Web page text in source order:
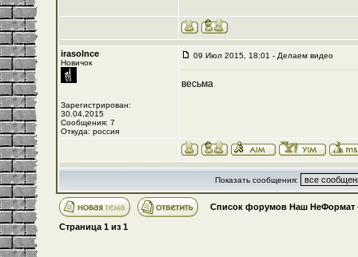
irasolnce
Новичок
Зарегистрирован:
30.04.2015
Сообщения: 7
Откуда: россия
09 Июл 2015, 18:01 - Делаем видео
весьма
Показать сообщения:
Список форумов Наш НеФормат
Страница 1 из 1